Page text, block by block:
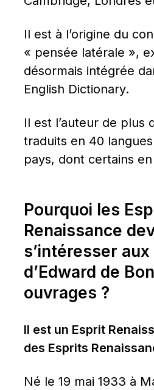
Il est à l’origine du
« pensée latérale »,
désormais intégrée
English Dictionary.
Il est l’auteur de plus
traduits en 40
pays, dont certains
Pourquoi les
Renaissance
s’intéresser aux
d’Edward de
ouvrages ?
Il est un Esprit
des Esprits
Né le 19 mai 1933 à